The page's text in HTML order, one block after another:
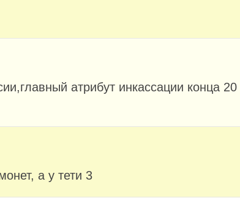
атрибут инкассации конца 20
а у тети 3